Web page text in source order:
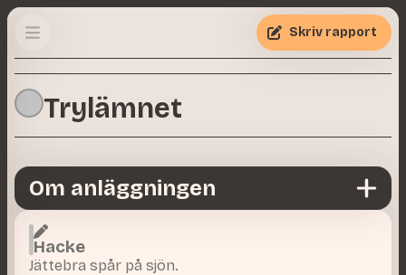
Trylämnet
Skriv rapport
Hacke
Jättebra spår på sjön.
Om anläggningen